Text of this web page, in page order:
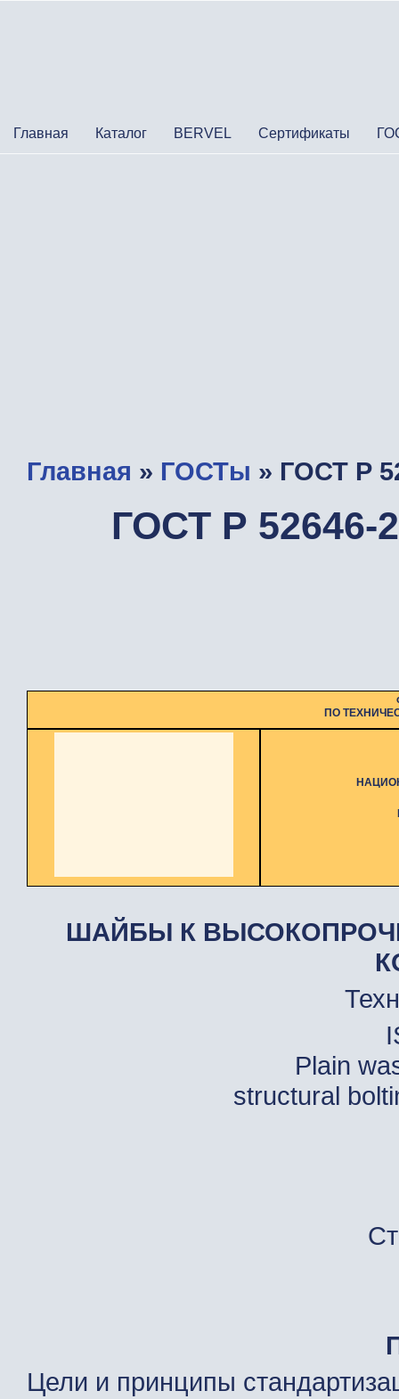
Главная Каталог BERVEL Сертификаты
Главная » ГОСТы » ГОСТ Р
ГОСТ Р 52646-
ПО
ШАЙБЫ К
Plain
structural
Цели и принципы